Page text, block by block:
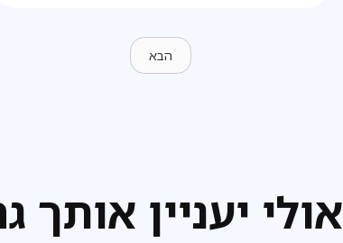
הבא
אולי יעניין אותך